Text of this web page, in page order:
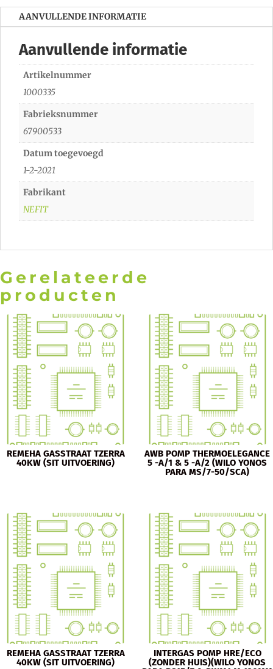
AANVULLENDE INFORMATIE
Aanvullende informatie
Artikelnummer
1000335
Fabrieksnummer
67900533
Datum toegevoegd
1-2-2021
Fabrikant
NEFIT
Gerelateerde
producten
REMEHA GASSTRAAT TZERRA
40KW (SIT UITVOERING)
AWB POMP THERMOELEGANCE
5 -A/1 & 5 -A/2 (WILO YONOS
PARA MS/7-50/SCA)
REMEHA GASSTRAAT TZERRA
40KW (SIT UITVOERING)
INTERGAS POMP HRE/ECO
(ZONDER HUIS)(WILO YONOS